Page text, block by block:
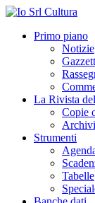
Primo piano
Notizie
La Rivista
Copie
Strumenti
Tabelle